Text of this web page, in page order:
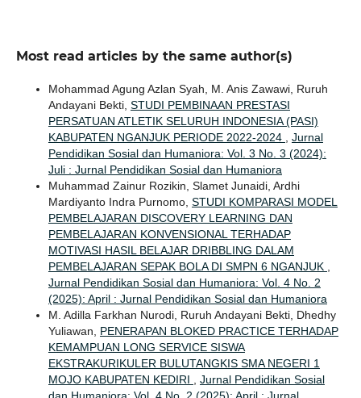
Most read articles by the same author(s)
Mohammad Agung Azlan Syah, M. Anis Zawawi, Ruruh
Andayani Bekti, STUDI PEMBINAAN PRESTASI
PERSATUAN ATLETIK SELURUH INDONESIA (PASI)
KABUPATEN NGANJUK PERIODE 2022-2024
Jurnal
Pendidikan Sosial dan Humaniora: Vol. 3 No. 3 (2024):
Juli : Jurnal Pendidikan Sosial dan Humaniora
Muhammad Zainur Rozikin, Slamet Junaidi, Ardhi
Mardiyanto Indra Purnomo, STUDI KOMPARASI MODEL
PEMBELAJARAN DISCOVERY LEARNING DAN
PEMBELAJARAN KONVENSIONAL TERHADAP
MOTIVASI HASIL BELAJAR DRIBBLING DALAM
PEMBELAJARAN SEPAK BOLA DI SMPN 6 NGANJUK
Jurnal Pendidikan Sosial dan Humaniora: Vol. 4 No. 2
(2025): April : Jurnal Pendidikan Sosial dan Humaniora
M. Adilla Farkhan Nurodi, Ruruh Andayani Bekti, Dhedhy
Yuliawan, PENERAPAN BLOKED PRACTICE TERHADAP
KEMAMPUAN LONG SERVICE SISWA
EKSTRAKURIKULER BULUTANGKIS SMA NEGERI 1
MOJO KABUPATEN KEDIRI
Jurnal Pendidikan Sosial
dan Humaniora: Vol. 4 No. 2 (2025): April : Jurnal